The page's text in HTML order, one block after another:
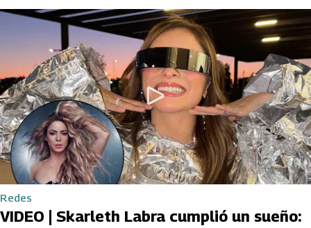
Redes
VIDEO | Skarleth Labra cumplió un sueño: